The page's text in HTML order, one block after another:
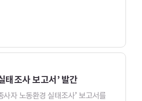
태조사 보고서’ 발간
자 노동환경 실태조사’ 보고서를